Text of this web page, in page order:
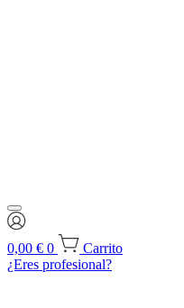
0,00 € 0
Carrito
¿Eres profesional?